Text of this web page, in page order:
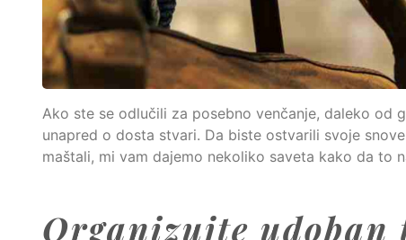
Ako ste se odlučili za posebno venčanje, daleko od
unapred o dosta stvari. Da biste ostvarili svoje
maštali, mi vam dajemo nekoliko saveta kako da to
Organizujte